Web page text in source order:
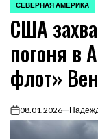
ОПУБЛИКОВАНО
В
СЕВЕРНАЯ АМЕРИКА
США
погоня в
флот»
on08.01.2026